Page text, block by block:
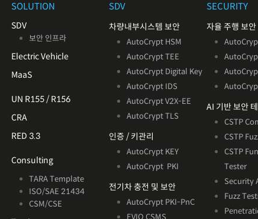
SOLUTION
SDV
보안 인프라
Electric Vehicle
MaaS
UN R155 / R156
CRA
RED 3.3
Consulting
TARA Template
ISO/SAE 21434
CSM/CSE
SDV
차량내부시스템 보안
AutoCrypt HSM
AutoCrypt TEE
AutoCrypt Digital Key
AutoCrypt IDS
AutoCrypt V2X-EE
AutoCrypt TLS
인증 / 키관리
AutoCrypt KEY
AutoCrypt PKI
전기차 충전 및 보안
AutoCrypt PKI-PnC
EVIQ CSMS
SECURITY
자율 주행 보안
AI 기반보안
CSTP
CSTP
CSTP
Tester
Security
Fuzz